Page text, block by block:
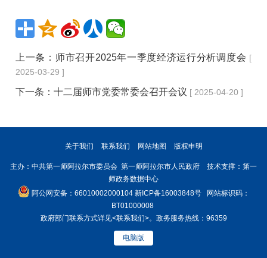
上一条： 师市召开2025年一季度经济运行分析调度会 [
2025-03-29 ]
下一条：十二届师市党委常委会召开会议 [ 2025-04-20 ]
关于我们 联系我们 网站地图 版权申明
主办：中共第一师阿拉尔市委员会 第一师阿拉尔市人民政府 技术支撑：第一
师政务数据中心
阿公网安备：66010002000104 新ICP备16003848号网站标识码：
BT01000008
政府部门联系方式详见<联系我们>。政务服务热线：96359
电脑版